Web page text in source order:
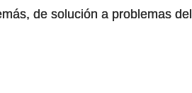
de solución a problemas del